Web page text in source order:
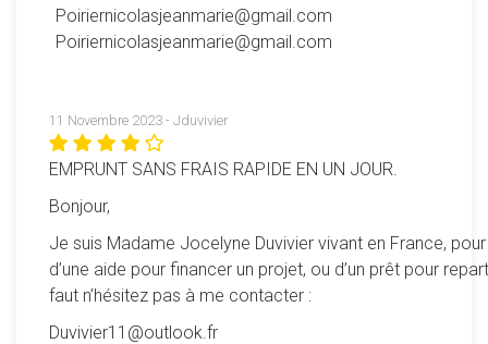
Poiriernicolasjeanmarie@gmail.com
Poiriernicolasjeanmarie@gmail.com
11 Novembre 2023 - Jduvivier
EMPRUNT SANS FRAIS RAPIDE EN UN JOUR.
Bonjour,
Je suis Madame Jocelyne Duvivier vivant en France,
d’une aide pour financer un projet, ou d’un prêt pour
faut n’hésitez pas à me contacter :
Duvivier11@outlook.fr